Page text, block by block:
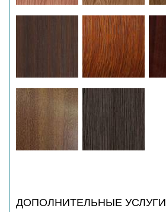
ДОПОЛНИТЕЛЬНЫЕ УСЛУГИ